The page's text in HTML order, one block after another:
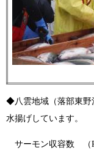
◆八雲地域（落部東
水揚げしています。
サーモン収容数 （